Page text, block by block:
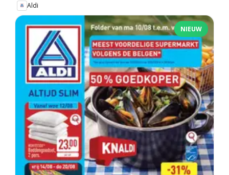
Aldi
NIEUW